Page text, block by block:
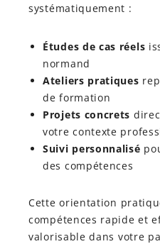
systématiquement :
Études de cas réels
normand
Ateliers pratiques
de formation
Projets concrets
votre contexte
Suivi personnalisé
des compétences
Cette orientation
compétences rapide et
valorisable dans votre